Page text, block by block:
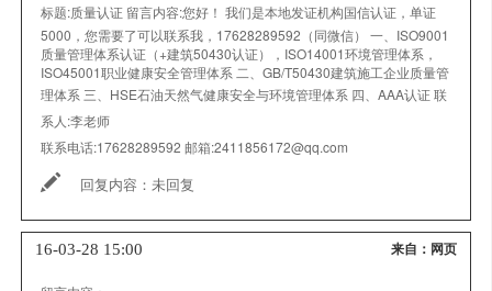
标题:质量认证 留言内容:您好！ 我们是本地发证机构国信认证，单证
5000，您需要了可以联系我，17628289592（同微信） 一、ISO9001
质量管理体系认证（+建筑50430认证），ISO14001环境管理体系，
ISO45001职业健康安全管理体系 二、GB/T50430建筑施工企业质量管
理体系 三、HSE石油天然气健康安全与环境管理体系 四、AAA认证联
系人:李老师
联系电话:17628289592邮箱:2411856172@qq.com
回复内容：未回复
16-03-28 15:00 来自：网页